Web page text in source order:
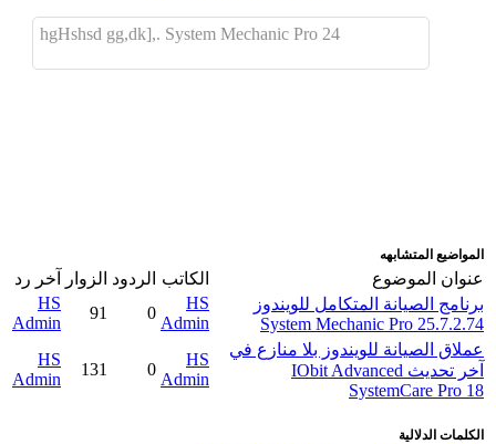
hgHshsd gg,dk],. System Mechanic Pro 24
المواضيع المتشابهه
عنوان الموضوع الكاتب الردود الزوار
آخر رد
برنامج الصيانة المتكامل للويندوز
System Mechanic Pro 25.7.2.74
HS
Admin
0
91
HS
Admin
عملاق الصيانة للويندوز بلا منازع في
آخر تحديث IObit Advanced
SystemCare Pro 18
HS
Admin
0
131
HS
Admin
الكلمات الدلالية